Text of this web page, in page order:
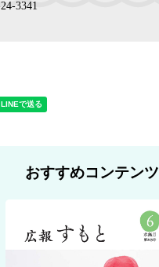
3341
おすすめコンテンツ